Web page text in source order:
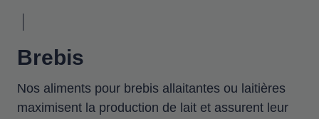
Brebis
Nos aliments pour brebis allaitantes ou laitières
maximisent la production de lait et assurent leur